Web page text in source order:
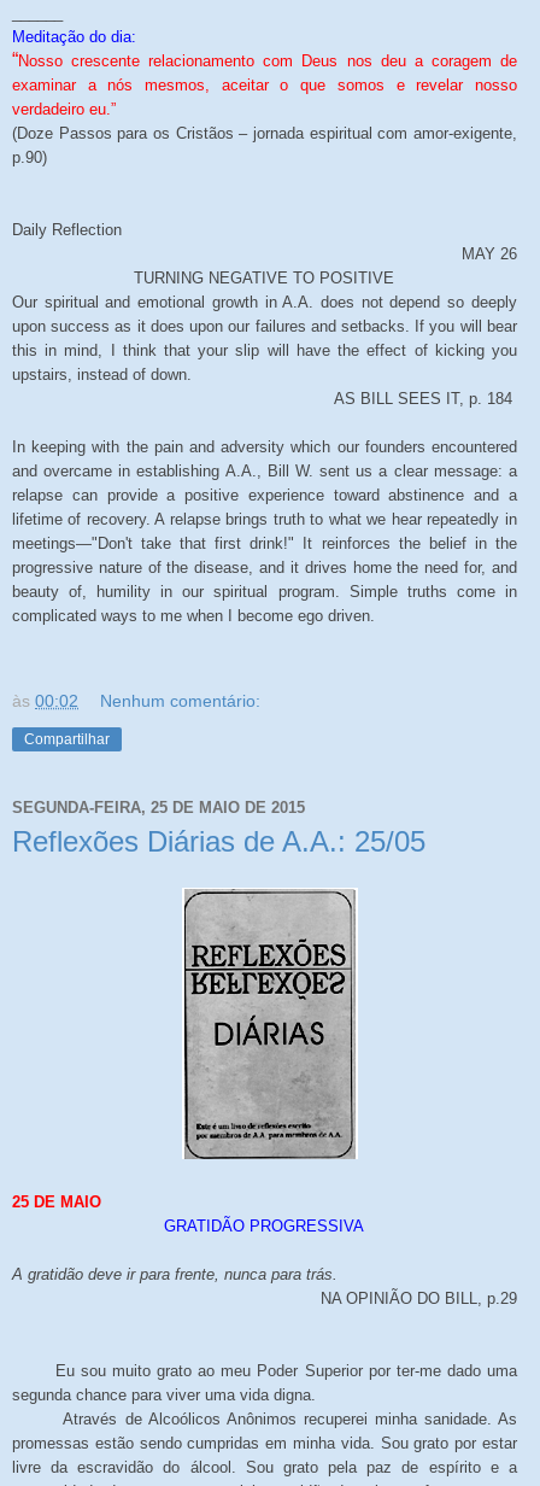
Meditação do dia:
“Nosso crescente relacionamento com Deus nos deu a coragem de
examinar a nós mesmos, aceitar o que somos e revelar nosso
verdadeiro eu.”
(Doze Passos para os Cristãos – jornada espiritual com amor-exigente,
p.90)
Daily Reflection
MAY 26
TURNING NEGATIVE TO POSITIVE
Our spiritual and emotional growth in A.A. does not depend so deeply
upon success as it does upon our failures and setbacks. If you will bear
this in mind, I think that your slip will have the effect of kicking you
upstairs, instead of down.
AS BILL SEES IT, p. 184
In keeping with the pain and adversity which our founders encountered
and overcame in establishing A.A., Bill W. sent us a clear message: a
relapse can provide a positive experience toward abstinence and a
lifetime of recovery. A relapse brings truth to what we hear repeatedly in
meetings—"Don't take that first drink!" It reinforces the belief in the
progressive nature of the disease, and it drives home the need for, and
beauty of, humility in our spiritual program. Simple truths come in
complicated ways to me when I become ego driven.
às 00:02 Nenhum comentário:
Compartilhar
SEGUNDA-FEIRA, 25 DE MAIO DE 2015
Reflexões Diárias de A.A.: 25/05
25 DE MAIO
GRATIDÃO PROGRESSIVA
A gratidão deve ir para frente, nunca para trás.
NA OPINIÃO DO BILL, p.29
Eu sou muito grato ao meu Poder Superior por ter-me dado uma
segunda chance para viver uma vida digna.
Através de Alcoólicos Anônimos recuperei minha sanidade. As
promessas estão sendo cumpridas em minha vida. Sou grato por estar
livre da escravidão do álcool. Sou grato pela paz de espírito e a